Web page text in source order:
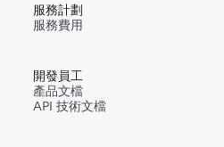
服務計劃
服務費用
開發員工
產品文檔
API 技術文檔